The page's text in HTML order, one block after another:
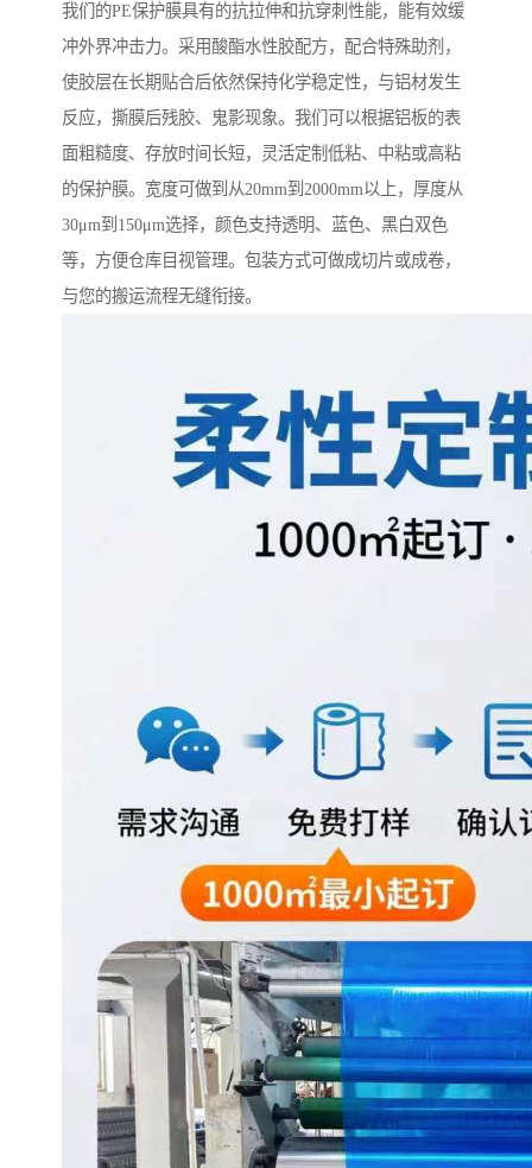
我们的PE保护膜具有的抗拉伸和抗穿刺性能，能有效缓
冲外界冲击力。采用酸酯水性胶配方，配合特殊助剂，
使胶层在长期贴合后依然保持化学稳定性，与铝材发生
反应，撕膜后残胶、鬼影现象。我们可以根据铝板的表
面粗糙度、存放时间长短，灵活定制低粘、中粘或高粘
的保护膜。宽度可做到从20mm到2000mm以上，厚度从
30μm到150μm选择，颜色支持透明、蓝色、黑白双色
等，方便仓库目视管理。包装方式可做成切片或成卷，
与您的搬运流程无缝衔接。